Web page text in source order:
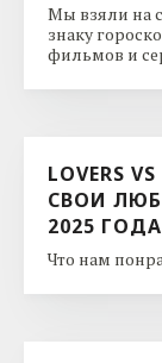
Мы взяли на
знаку
фильмов и
LOVERS
СВОИ
2025 ГОДА
Что нам